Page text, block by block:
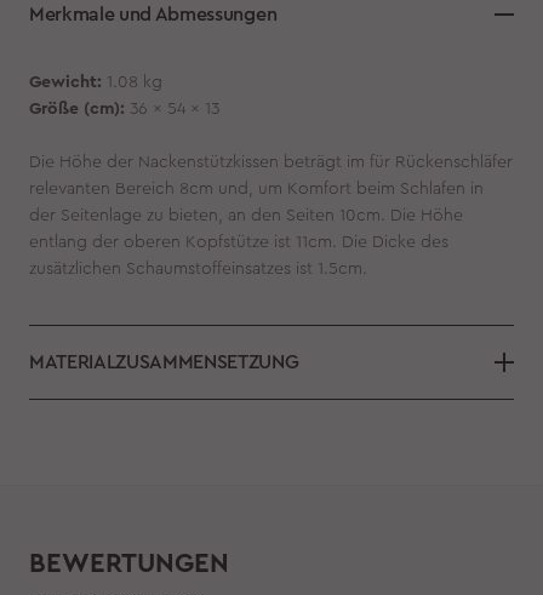
Merkmale und Abmessungen
Gewicht: 1.08 kg
Größe (cm): 36 x 54 x 13
Die Höhe der Nackenstützkissen beträgt im für Rückenschläfer
relevanten Bereich 8cm und, um Komfort beim Schlafen in
der Seitenlage zu bieten, an den Seiten 10cm. Die Höhe
entlang der oberen Kopfstütze ist 11cm. Die Dicke des
zusätzlichen Schaumstoffeinsatzes ist 1.5cm.
MATERIALZUSAMMENSETZUNG
BEWERTUNGEN